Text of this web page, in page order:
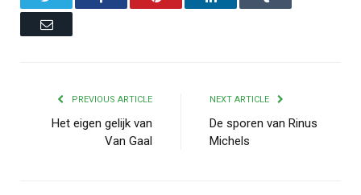
Email
PREVIOUS ARTICLE
Het eigen gelijk van
Van Gaal
NEXT ARTICLE
De sporen van Rinus
Michels